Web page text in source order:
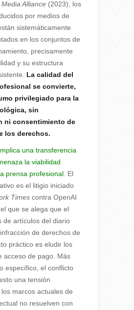
Alliance(2023), los
por medios de
sistemáticamente
en los conjuntos de
precisamente
y su estructura
La calidad del
se convierte,
privilegiado para la
sin
ni consentimiento de
los derechos.
una transferencia
la viabilidad
prensa profesional. El
es el litigio iniciado
Timescontra OpenAI
que se alega que el
de artículos del diario
de derechos de
práctico es eludir los
acceso de pago. Más
específico, el conflicto
una tensión
marcos actuales de
no resuelven con